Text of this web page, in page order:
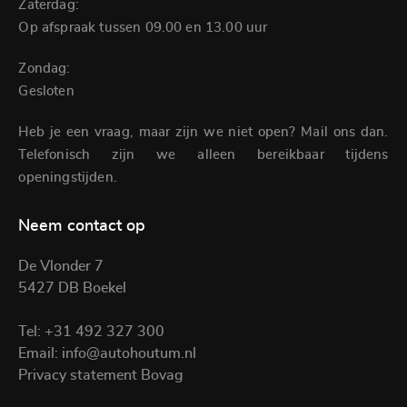
Zaterdag:
Op afspraak tussen 09.00 en 13.00 uur
Zondag:
Gesloten
Heb je een vraag, maar zijn we niet open? Mail ons dan.
Telefonisch zijn we alleen bereikbaar tijdens
openingstijden.
Neem contact op
De Vlonder 7
5427 DB Boekel
Tel: +31 492 327 300
Email: info@autohoutum.nl
Privacy statement Bovag